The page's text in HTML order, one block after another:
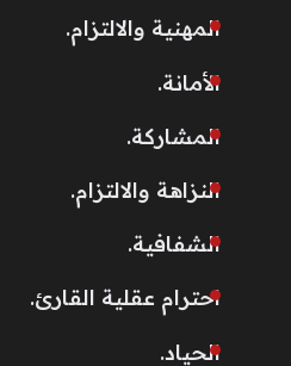
المهنية والالتزام.
الأمانة.
المشاركة.
النزاهة والالتزام.
الشفافية.
احترام عقلية القارئ.
الحياد.